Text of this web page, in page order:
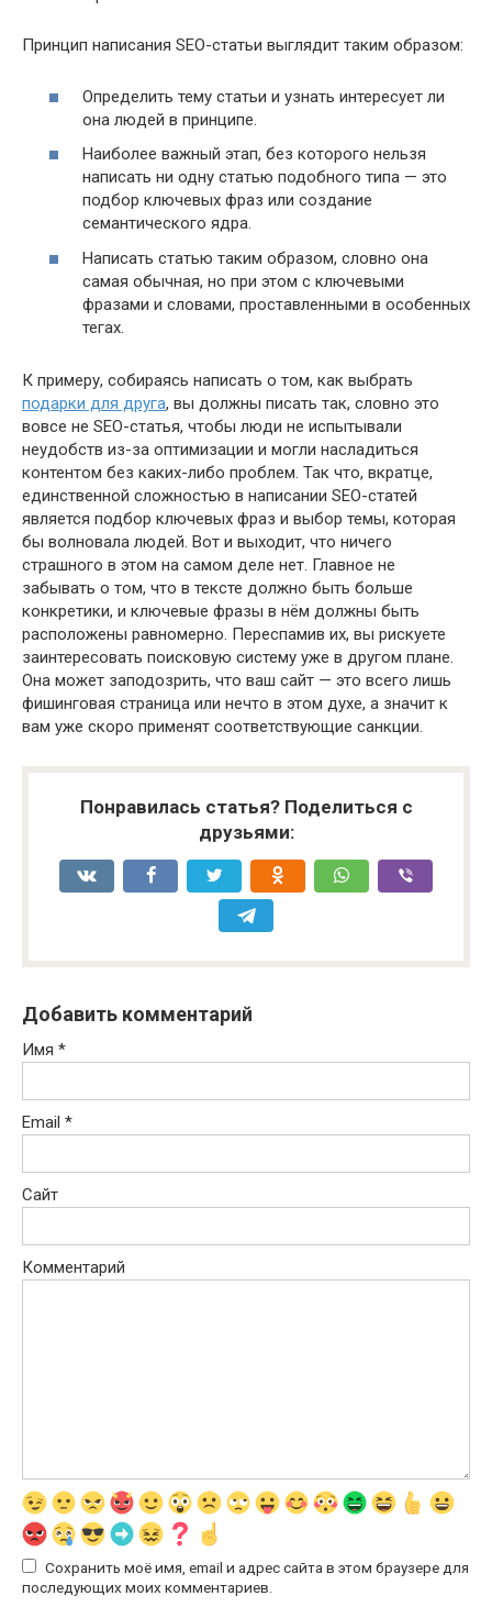
Принцип написания SEO-статьи выглядит таким образом:
Определить тему статьи и узнать интересует ли
она людей в принципе.
Наиболее важный этап, без которого нельзя
написать ни одну статью подобного типа — это
подбор ключевых фраз или создание
семантического ядра.
Написать статью таким образом, словно она
самая обычная, но при этом с ключевыми
фразами и словами, проставленными в особенных
тегах.
К примеру, собираясь написать о том, как выбрать
подарки для друга, вы должны писать так, словно это
вовсе не SEO-статья, чтобы люди не испытывали
неудобств из-за оптимизации и могли насладиться
контентом без каких-либо проблем. Так что, вкратце,
единственной сложностью в написании SEO-статей
является подбор ключевых фраз и выбор темы, которая
бы волновала людей. Вот и выходит, что ничего
страшного в этом на самом деле нет. Главное не
забывать о том, что в тексте должно быть больше
конкретики, и ключевые фразы в нём должны быть
расположены равномерно. Переспамив их, вы рискуете
заинтересовать поисковую систему уже в другом плане.
Она может заподозрить, что ваш сайт — это всего лишь
фишинговая страница или нечто в этом духе, а значит к
вам уже скоро применят соответствующие санкции.
Понравилась статья? Поделиться с
друзьями:
Добавить комментарий
Имя *
Email *
Сайт
Комментарий
Сохранить моё имя, email и адрес сайта в этом браузере для
последующих моих комментариев.